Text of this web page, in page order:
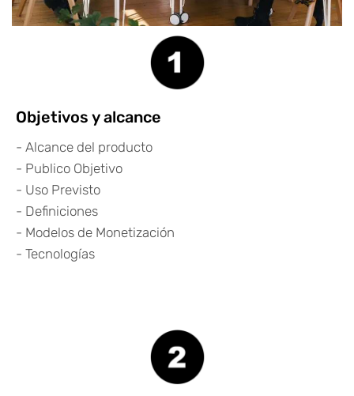
Objetivos y alcance
- Alcance del producto
- Publico Objetivo
- Uso Previsto
- Definiciones
- Modelos de Monetización
- Tecnologías